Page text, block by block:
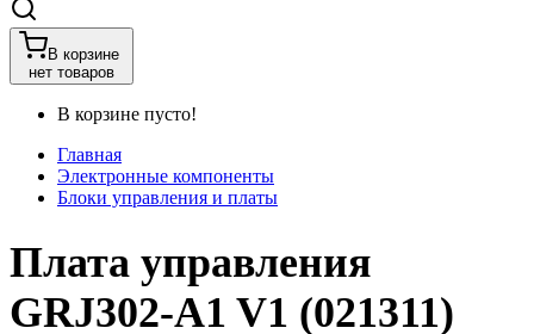
В корзине
нет товаров
В корзине пусто!
Главная
Электронные компоненты
Блоки управления и платы
Плата управления
GRJ302-A1 V1 (021311)